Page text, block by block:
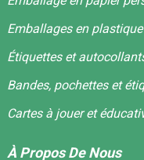
Emballages en
Étiquettes et
Bandes, pochettes et
Cartes à jouer et
À Propos De Nous